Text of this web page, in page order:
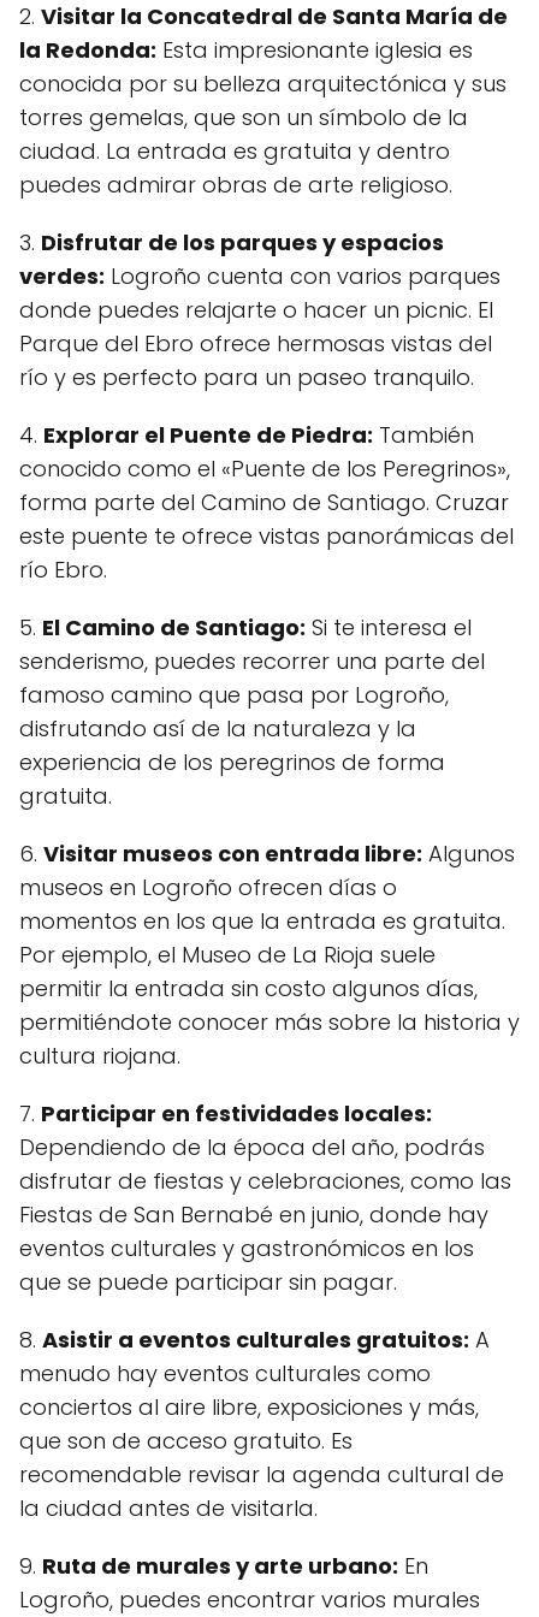
2. Visitar la Concatedral de Santa María de
la Redonda: Esta impresionante iglesia es
conocida por su belleza arquitectónica y sus
torres gemelas, que son un símbolo de la
ciudad. La entrada es gratuita y dentro
puedes admirar obras de arte religioso.
3. Disfrutar de los parques y espacios
verdes: Logroño cuenta con varios parques
donde puedes relajarte o hacer un picnic. El
Parque del Ebro ofrece hermosas vistas del
río y es perfecto para un paseo tranquilo.
4. Explorar el Puente de Piedra: También
conocido como el «Puente de los Peregrinos»,
forma parte del Camino de Santiago. Cruzar
este puente te ofrece vistas panorámicas del
río Ebro.
5. El Camino de Santiago: Si te interesa el
senderismo, puedes recorrer una parte del
famoso camino que pasa por Logroño,
disfrutando así de la naturaleza y la
experiencia de los peregrinos de forma
gratuita.
6. Visitar museos con entrada libre: Algunos
museos en Logroño ofrecen días o
momentos en los que la entrada es gratuita.
Por ejemplo, el Museo de La Rioja suele
permitir la entrada sin costo algunos días,
permitiéndote conocer más sobre la historia y
cultura riojana.
7. Participar en festividades locales:
Dependiendo de la época del año, podrás
disfrutar de fiestas y celebraciones, como las
Fiestas de San Bernabé en junio, donde hay
eventos culturales y gastronómicos en los
que se puede participar sin pagar.
8. Asistir a eventos culturales gratuitos: A
menudo hay eventos culturales como
conciertos al aire libre, exposiciones y más,
que son de acceso gratuito. Es
recomendable revisar la agenda cultural de
la ciudad antes de visitarla.
9. Ruta de murales y arte urbano: En
Logroño, puedes encontrar varios murales